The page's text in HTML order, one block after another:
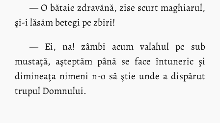
— O bătaie zdravănă, zise scurt maghiarul,
şi-i lăsăm betegi pe zbiri!
— Ei, na! zâmbi acum valahul pe sub
mustaţă, aşteptăm până se face întuneric şi
dimineaţa nimeni n-o să ştie unde a dispărut
trupul Domnului.